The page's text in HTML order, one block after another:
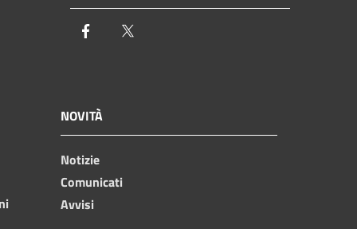
Facebook
NOVITÀ
Notizie
Comunicati
Avvisi